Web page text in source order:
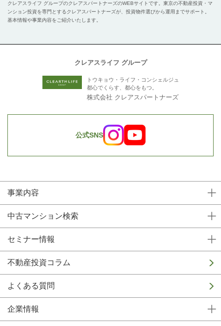
クレアスライフ グループのクレアスパートナーズのWEBサイトです。 東京の不動産投資・マ
ンション投資を専門とするクレアスパートナーズが、投資物件選びから運用までサポート。
基本情報や事業内容をご紹介いたします。
トウキョウ・ライフ・コンシェルジュ
都心でくらす、都心をもつ。
株式会社 クレアスパートナーズ
公式SNS
クレアスライフ グループ
事業内容
中古マンション検索
セミナー情報
不動産投資コラム
よくある質問
企業情報